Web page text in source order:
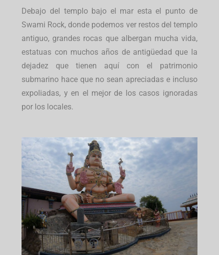
Debajo del templo bajo el mar esta el punto de
Swami Rock, donde podemos ver restos del templo
antiguo, grandes rocas que albergan mucha vida,
estatuas con muchos años de antigüedad que la
dejadez que tienen aquí con el patrimonio
submarino hace que no sean apreciadas e incluso
expoliadas, y en el mejor de los casos ignoradas
por los locales.